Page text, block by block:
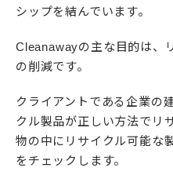
シップを結んでいます。
Cleanawayの主な目的は、
の削減です。
クライアントである企業の
クル製品が正しい方法でリ
物の中にリサイクル可能な
をチェックします。